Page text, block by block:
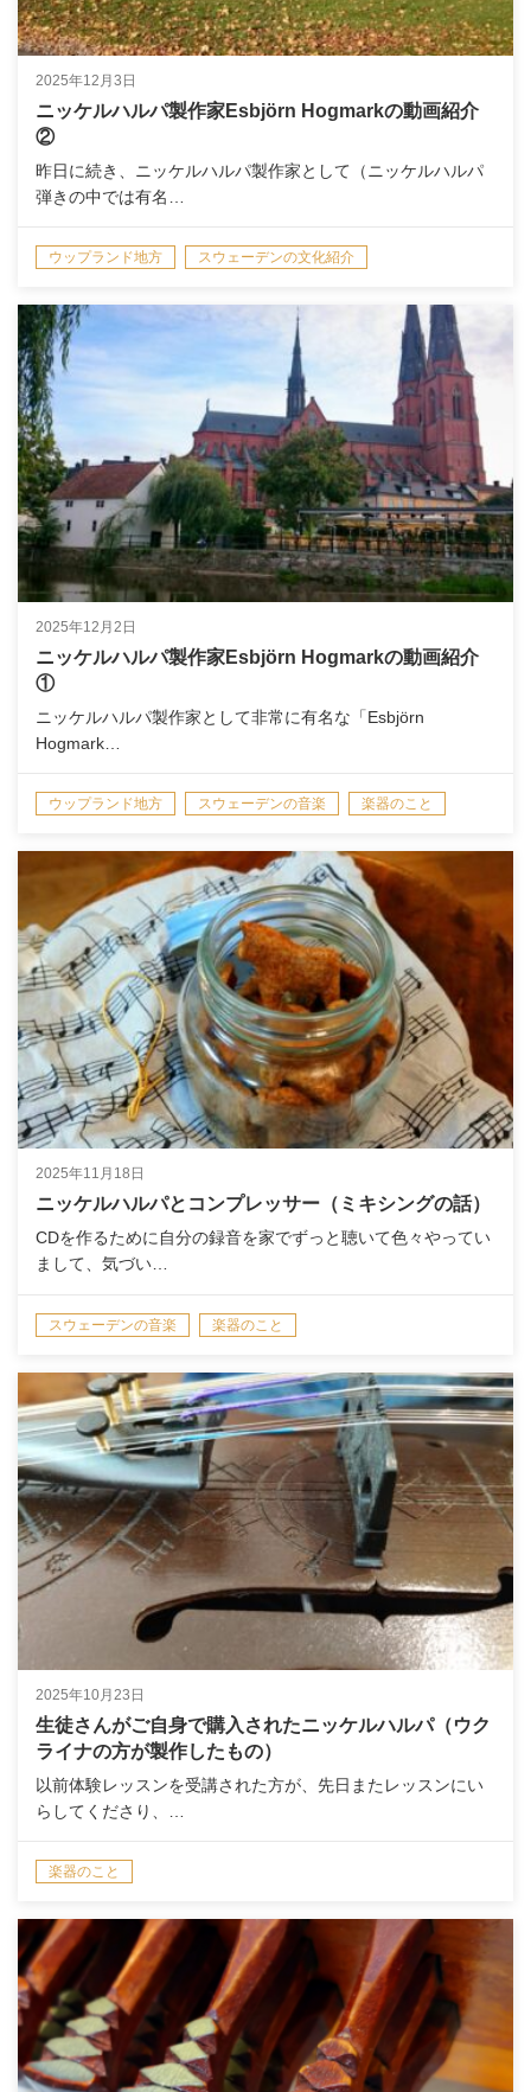
2025年12月3日
ニッケルハルパ製作家Esbjörn Hogmarkの動画紹介
②
昨日に続き、ニッケルハルパ製作家として（ニッケルハルパ
弾きの中では有名…
ウップランド地方 スウェーデンの文化紹介
2025年12月2日
ニッケルハルパ製作家Esbjörn Hogmarkの動画紹介
①
ニッケルハルパ製作家として非常に有名な「Esbjörn
Hogmark…
ウップランド地方 スウェーデンの音楽 楽器のこと
2025年11月18日
ニッケルハルパとコンプレッサー（ミキシングの話）
CDを作るために自分の録音を家でずっと聴いて色々やってい
まして、気づい…
スウェーデンの音楽 楽器のこと
2025年10月23日
生徒さんがご自身で購入されたニッケルハルパ（ウク
ライナの方が製作したもの）
以前体験レッスンを受講された方が、先日またレッスンにい
らしてくださり、…
楽器のこと